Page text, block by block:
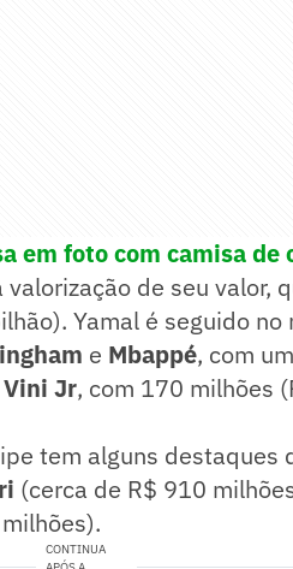
em foto com camisa de
de seu valor,
Yamal é seguido no
e Mbappé, com
Vini Jr, com 170 milhões
tem alguns destaques
(cerca de R$ 910
CONTINUA